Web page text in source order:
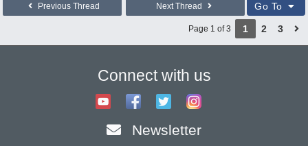
Previous Thread Next Thread Go To
Page 1 of 3 1 2 3
Connect with us
Newsletter